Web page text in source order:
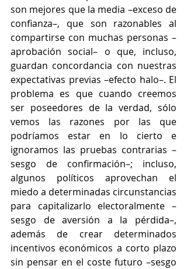
son mejores que la media –exceso de
confianza–, que son razonables al
compartirse con muchas personas –
aprobación social– o que, incluso,
guardan concordancia con nuestras
expectativas previas –efecto halo–. El
problema es que cuando creemos
ser poseedores de la verdad, sólo
vemos las razones por las que
podríamos estar en lo cierto e
ignoramos las pruebas contrarias –
sesgo de confirmación–; incluso,
algunos políticos aprovechan el
miedo a determinadas circunstancias
para capitalizarlo electoralmente –
sesgo de aversión a la pérdida–,
además de crear determinados
incentivos económicos a corto plazo
sin pensar en el coste futuro –sesgo